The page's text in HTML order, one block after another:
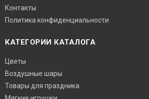
Контакты
Политика конфиденциальности
КАТЕГОРИИ КАТАЛОГА
Цветы
Воздушные шары
Товары для праздника